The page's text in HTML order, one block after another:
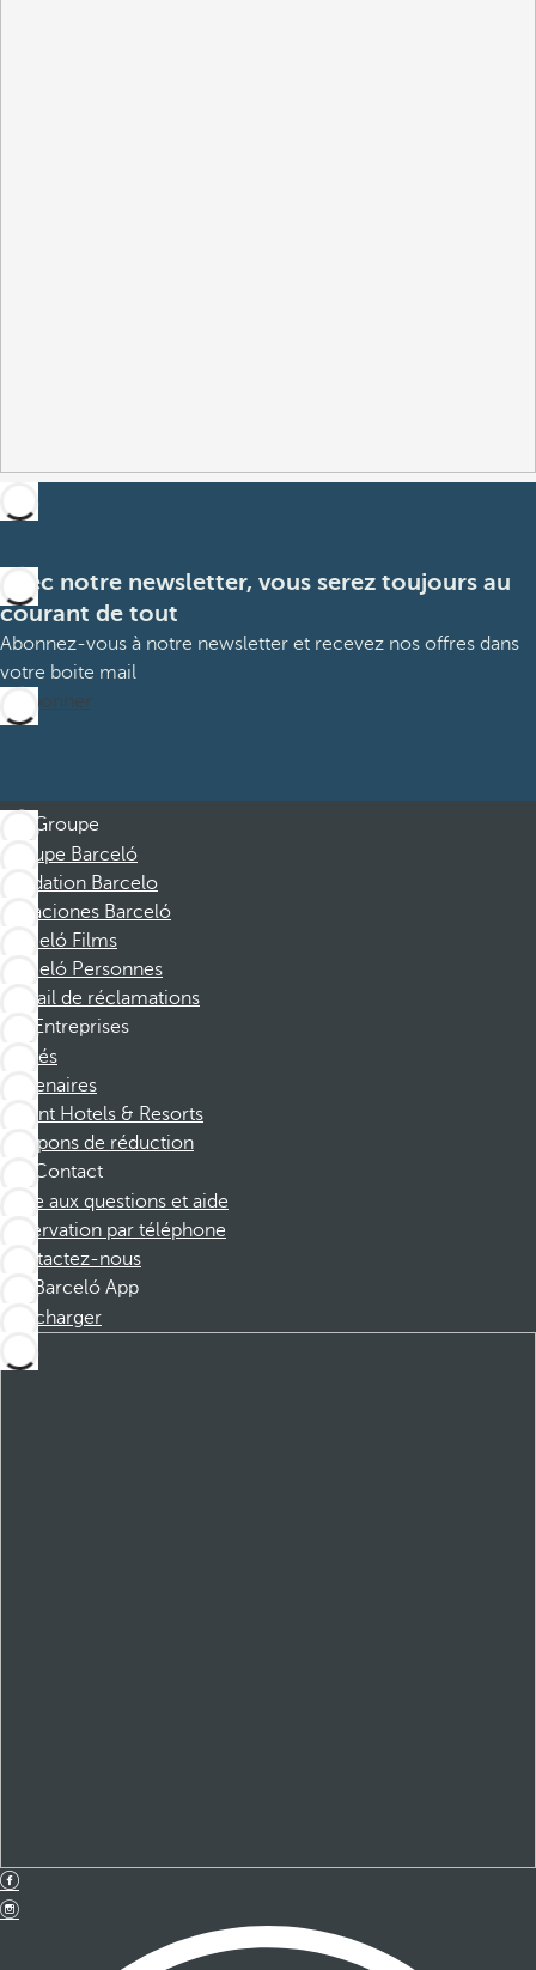
Avec notre newsletter, vous serez toujours au
courant de tout
Abonnez-vous à notre newsletter et recevez nos offres dans
votre boite mail
M’abonner
Groupe
Groupe Barceló
Fondation Barcelo
Vacaciones Barceló
Barceló Films
Barceló Personnes
Portail de réclamations
Entreprises
Affiliés
Partenaires
Dorint Hotels & Resorts
Coupons de réduction
Contact
Foire aux questions et aide
Réservation par téléphone
Contactez-nous
Barceló App
Télécharger